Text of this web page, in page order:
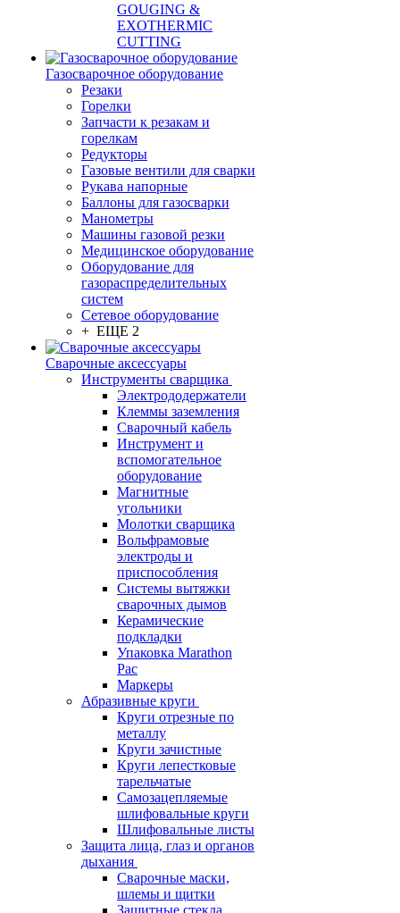
GOUGING &
EXOTHERMIC
CUTTING
Газосварочное оборудование
Резаки
Горелки
Запчасти к резакам и
горелкам
Редукторы
Газовые вентили для сварки
Рукава напорные
Баллоны для газосварки
Манометры
Машины газовой резки
Медицинское оборудование
Оборудование для
газораспределительных
систем
Сетевое оборудование
+ ЕЩЕ 2
Сварочные аксессуары
Инструменты сварщика
Электрододержатели
Клеммы заземления
Сварочный кабель
Инструмент и
вспомогательное
оборудование
Магнитные
угольники
Молотки сварщика
Вольфрамовые
электроды и
приспособления
Системы вытяжки
сварочных дымов
Керамические
подкладки
Упаковка Marathon
Pac
Маркеры
Абразивные круги
Круги отрезные по
металлу
Круги зачистные
Круги лепестковые
тарельчатые
Самозацепляемые
шлифовальные круги
Шлифовальные листы
Защита лица, глаз и органов
дыхания
Сварочные маски,
шлемы и щитки
Защитные стекла,